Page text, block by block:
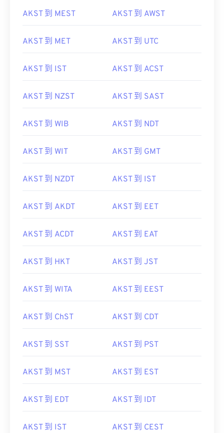
AKST 到 MEST AKST 到 AWST
AKST 到 MET AKST 到 UTC
AKST 到 IST AKST 到 ACST
AKST 到 NZST AKST 到 SAST
AKST 到 WIB AKST 到 NDT
AKST 到 WIT AKST 到 GMT
AKST 到 NZDT AKST 到 IST
AKST 到 AKDT AKST 到 EET
AKST 到 ACDT AKST 到 EAT
AKST 到 HKT AKST 到 JST
AKST 到 WITA AKST 到 EEST
AKST 到 ChST AKST 到 CDT
AKST 到 SST AKST 到 PST
AKST 到 MST AKST 到 EST
AKST 到 EDT AKST 到 IDT
AKST 到 IST AKST 到 CEST